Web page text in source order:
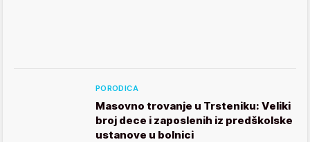
PORODICA
Masovno trovanje u Trsteniku: Veliki
broj dece i zaposlenih iz predškolske
ustanove u bolnici